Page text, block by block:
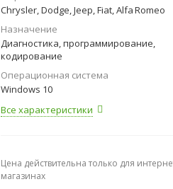
Chrysler, Dodge, Jeep, Fiat, Alfa Romeo
Назначение
Диагностика, программирование,
кодирование
Операционная система
Windows 10
Все характеристики
Цена действительна только для
магазинах